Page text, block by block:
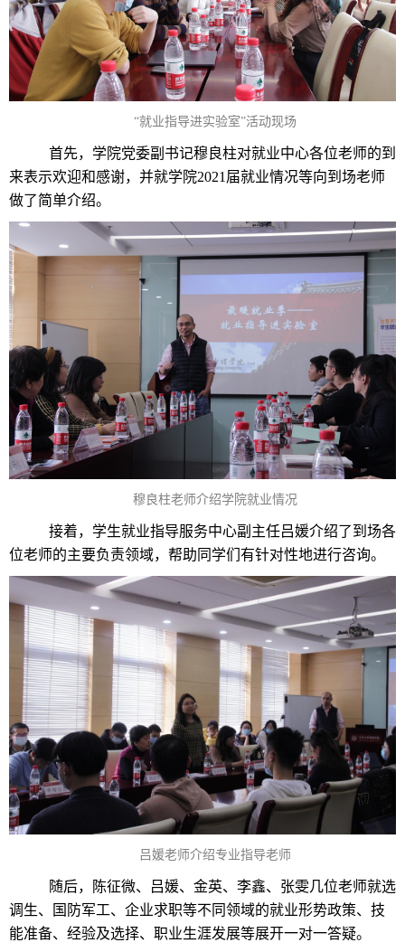
“就业指导进实验室”活动现场
首先，学院党委副书记穆良柱对就业中心各位老师的到
来表示欢迎和感谢，并就学院2021届就业情况等向到场老师
做了简单介绍。
穆良柱老师介绍学院就业情况
接着，学生就业指导服务中心副主任吕媛介绍了到场各
位老师的主要负责领域，帮助同学们有针对性地进行咨询。
吕媛老师介绍专业指导老师
随后，陈征微、吕媛、金英、李鑫、张雯几位老师就选
调生、国防军工、企业求职等不同领域的就业形势政策、技
能准备、经验及选择、职业生涯发展等展开一对一答疑。